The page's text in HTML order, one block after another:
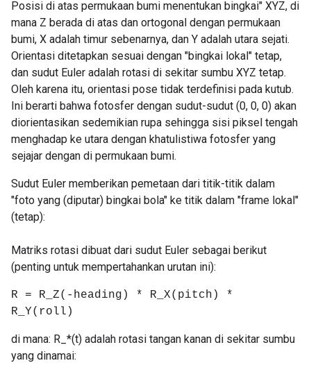
Posisi di atas permukaan bumi menentukan bingkai" XYZ, di
mana Z berada di atas dan ortogonal dengan permukaan
bumi, X adalah timur sebenarnya, dan Y adalah utara sejati.
Orientasi ditetapkan sesuai dengan "bingkai lokal" tetap,
dan sudut Euler adalah rotasi di sekitar sumbu XYZ tetap.
Oleh karena itu, orientasi pose tidak terdefinisi pada kutub.
Ini berarti bahwa fotosfer dengan sudut-sudut (0, 0, 0) akan
diorientasikan sedemikian rupa sehingga sisi piksel tengah
menghadap ke utara dengan khatulistiwa fotosfer yang
sejajar dengan di permukaan bumi.
Sudut Euler memberikan pemetaan dari titik-titik dalam
"foto yang (diputar) bingkai bola" ke titik dalam "frame lokal"
(tetap):
Matriks rotasi dibuat dari sudut Euler sebagai berikut
(penting untuk mempertahankan urutan ini):
R = R_Z(-heading) * R_X(pitch) *
R_Y(roll)
di mana: R_*(t) adalah rotasi tangan kanan di sekitar sumbu
yang dinamai: